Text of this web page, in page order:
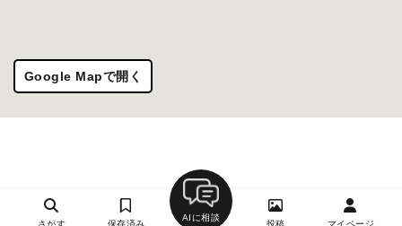
Google Mapで開く
さがす 保存済み
AIに相談
投稿 マイページ